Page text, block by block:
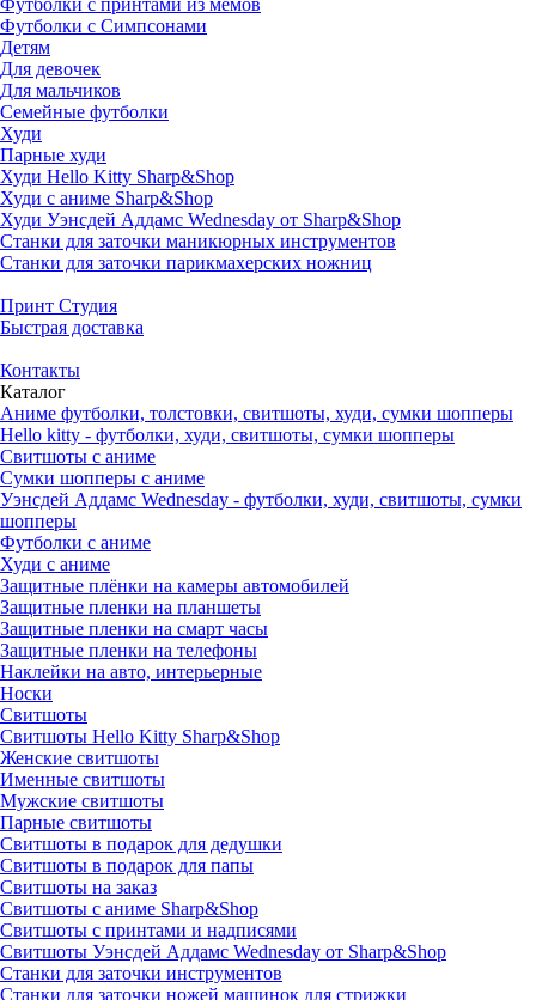
Футболки с принтами из мемов
Футболки с Симпсонами
Детям
Для девочек
Для мальчиков
Семейные футболки
Худи
Парные худи
Худи Hello Kitty Sharp&Shop
Худи с аниме Sharp&Shop
Худи Уэнсдей Аддамс Wednesday от Sharp&Shop
Станки для заточки маникюрных инструментов
Станки для заточки парикмахерских ножниц
Принт Студия
Быстрая доставка
Контакты
Каталог
Аниме футболки, толстовки, свитшоты, худи, сумки шопперы
Hello kitty - футболки, худи, свитшоты, сумки шопперы
Свитшоты с аниме
Сумки шопперы с аниме
Уэнсдей Аддамс Wednesday - футболки, худи, свитшоты, сумки
шопперы
Футболки с аниме
Худи с аниме
Защитные плёнки на камеры автомобилей
Защитные пленки на планшеты
Защитные пленки на смарт часы
Защитные пленки на телефоны
Наклейки на авто, интерьерные
Носки
Свитшоты
Cвитшоты Hello Kitty Sharp&Shop
Женские свитшоты
Именные свитшоты
Мужские свитшоты
Парные свитшоты
Свитшоты в подарок для дедушки
Свитшоты в подарок для папы
Свитшоты на заказ
Свитшоты с аниме Sharp&Shop
Свитшоты с принтами и надписями
Свитшоты Уэнсдей Аддамс Wednesday от Sharp&Shop
Станки для заточки инструментов
Станки для заточки ножей машинок для стрижки